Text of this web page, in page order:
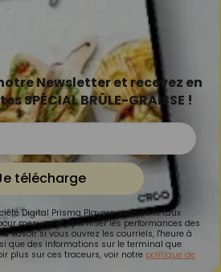
Newsletter et recevez en
SPÉCIAL BRÛLE-GRAISSE !
télécharge
Digital Prisma Players analyse le taux
mesurer et optimiser les performances des
savoir si vous ouvrez les courriels, l'heure à
que des informations sur le terminal que
plus sur ces traceurs, voir notre politique de